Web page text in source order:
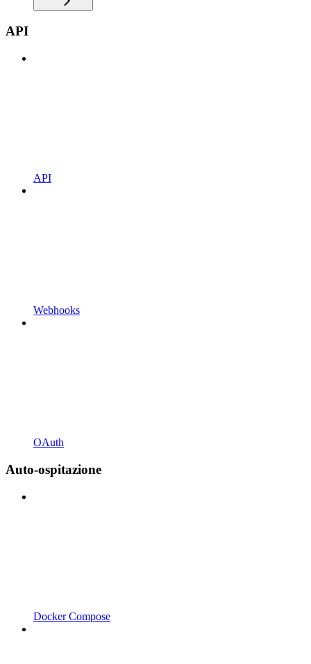
API
API
Webhooks
OAuth
Auto-ospitazione
Docker Compose